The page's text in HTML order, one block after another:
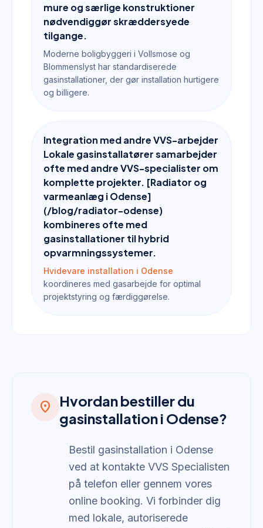
mure og særlige konstruktioner
nødvendiggør skræddersyede
tilgange.
Moderne boligbyggeri i Vollsmose og
Blommenslyst har standardiserede
gasinstallationer, der gør installation hurtigere
og billigere.
Integration med andre VVS-arbejder
Lokale gasinstallatører samarbejder
ofte med andre VVS-specialister om
komplette projekter. [Radiator og
varmeanlæg i Odense]
(/blog/radiator-odense)
kombineres ofte med
gasinstallationer til hybrid
opvarmningssystemer.
Hvidevare installation i Odense
koordineres med gasarbejde for optimal
projektstyring og færdiggørelse.
location_on
Hvordan bestiller du
gasinstallation i Odense?
Bestil gasinstallation i Odense
ved at kontakte VVS Specialisten
på telefon eller gennem vores
online booking. Vi forbinder dig
med lokale, autoriserede